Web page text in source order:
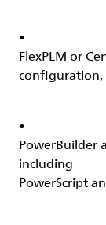
•
FlexPLM or
configuration,
•
PowerBuilder
including
PowerScript